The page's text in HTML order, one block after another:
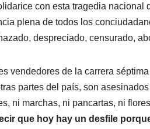
con esta tragedia nacional
plena de todos los
despreciado, censurado,
vendedores de la carrera
partes del país, son
ni marchas, ni pancartas, ni
que hoy hay un desfile